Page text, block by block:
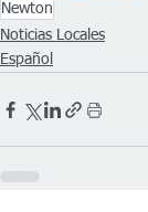
Newton
Noticias Locales
Español